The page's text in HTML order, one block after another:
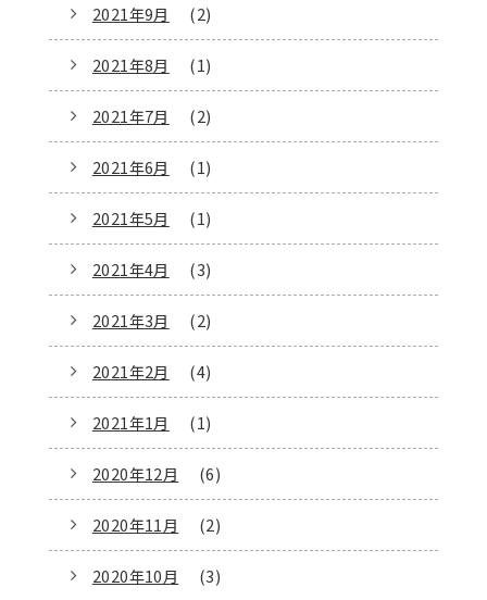
2021年9月 (2)
2021年8月 (1)
2021年7月 (2)
2021年6月 (1)
2021年5月 (1)
2021年4月 (3)
2021年3月 (2)
2021年2月 (4)
2021年1月 (1)
2020年12月 (6)
2020年11月 (2)
2020年10月 (3)